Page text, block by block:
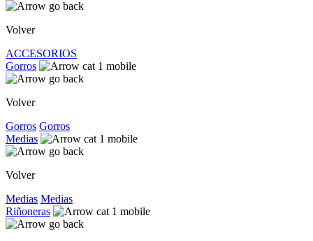
Volver
ACCESORIOS
Gorros
Volver
Gorros Gorros
Medias
Volver
Medias Medias
Riñoneras